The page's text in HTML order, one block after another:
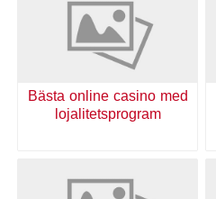
Bästa online casino med
lojalitetsprogram